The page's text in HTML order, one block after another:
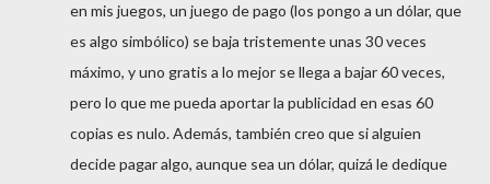
en mis juegos, un juego de pago (los pongo a un dólar, que
es algo simbólico) se baja tristemente unas 30 veces
máximo, y uno gratis a lo mejor se llega a bajar 60 veces,
pero lo que me pueda aportar la publicidad en esas 60
copias es nulo. Además, también creo que si alguien
decide pagar algo, aunque sea un dólar, quizá le dedique